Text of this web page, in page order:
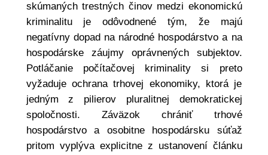
skúmaných trestných činov medzi ekonomickú
kriminalitu je odôvodnené tým, že majú
negatívny dopad na národné hospodárstvo a na
hospodárske záujmy oprávnených subjektov.
Potláčanie počítačovej kriminality si preto
vyžaduje ochrana trhovej ekonomiky, ktorá je
jedným z pilierov pluralitnej demokratickej
spoločnosti. Záväzok chrániť trhové
hospodárstvo a osobitne hospodársku súťaž
pritom vyplýva explicitne z ustanovení článku